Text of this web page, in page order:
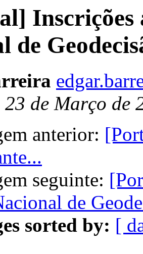
Inscrições
de
de Março de
anterior:
seguinte:
de
sorted by: [